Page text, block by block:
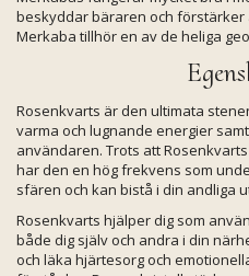
beskyddar bäraren och
Merkaba tillhör en av de heliga
Rosenkvarts är den ultimata
varma och lugnande energier
användaren. Trots att
har den en hög frekvens som
sfären och kan bistå i din andliga
Rosenkvarts hjälper dig som
både dig själv och andra i din
och läka hjärtesorg och